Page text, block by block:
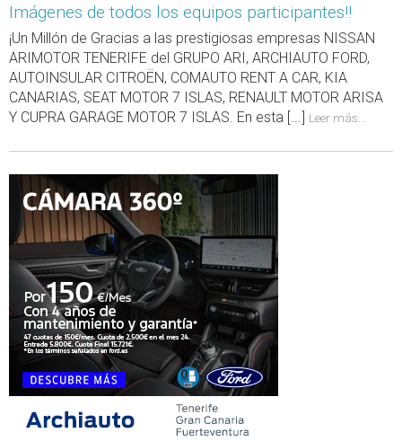
Imágenes de todos los equipos participantes!!
¡Un Millón de Gracias a las prestigiosas empresas NISSAN
ARIMOTOR TENERIFE del GRUPO ARI, ARCHIAUTO FORD,
AUTOINSULAR CITROËN, COMAUTO RENT A CAR, KIA
CANARIAS, SEAT MOTOR 7 ISLAS, RENAULT MOTOR ARISA
Y CUPRA GARAGE MOTOR 7 ISLAS. En esta [...]
Leer más...